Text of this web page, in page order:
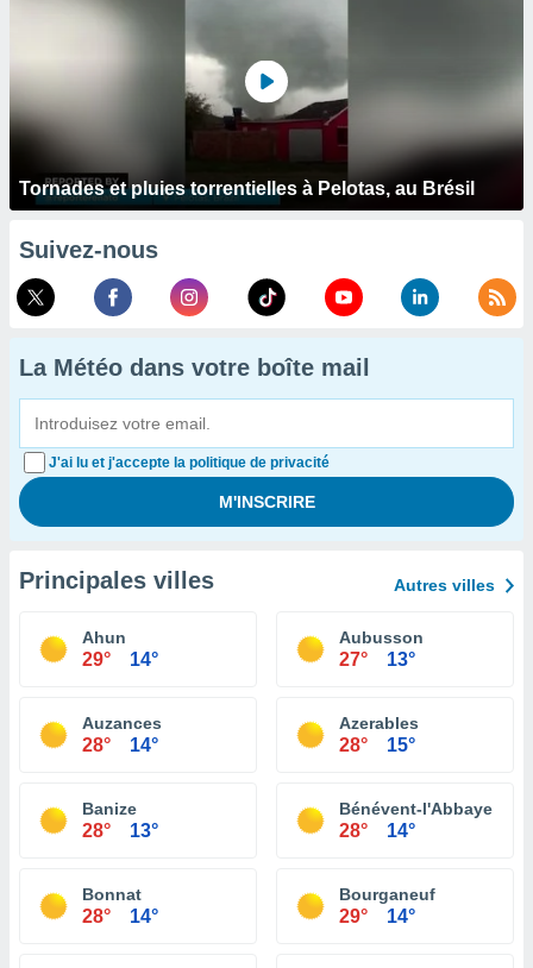
Tornades et pluies torrentielles à Pelotas, au Brésil
Suivez-nous
La Météo dans votre boîte mail
J'ai lu et j'accepte la politique de privacité
Principales villes Autres villes
Ahun
29° 14°
Aubusson
27° 13°
Auzances
28° 14°
Azerables
28° 15°
Banize
28° 13°
Bénévent-l'Abbaye
28° 14°
Bonnat
28° 14°
Bourganeuf
29° 14°